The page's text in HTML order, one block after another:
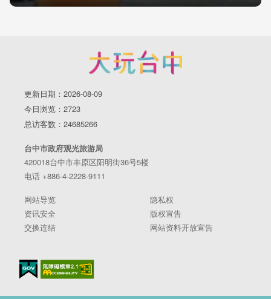
更新日期：2026-08-09
今日浏览：2723
总访客数：24685266
台中市政府观光旅游局
420018台中市丰原区阳明街36号5楼
电话 +886-4-2228-9111
网站导览
隐私权
资讯安全
版权宣告
交换连结
网站资料开放宣告